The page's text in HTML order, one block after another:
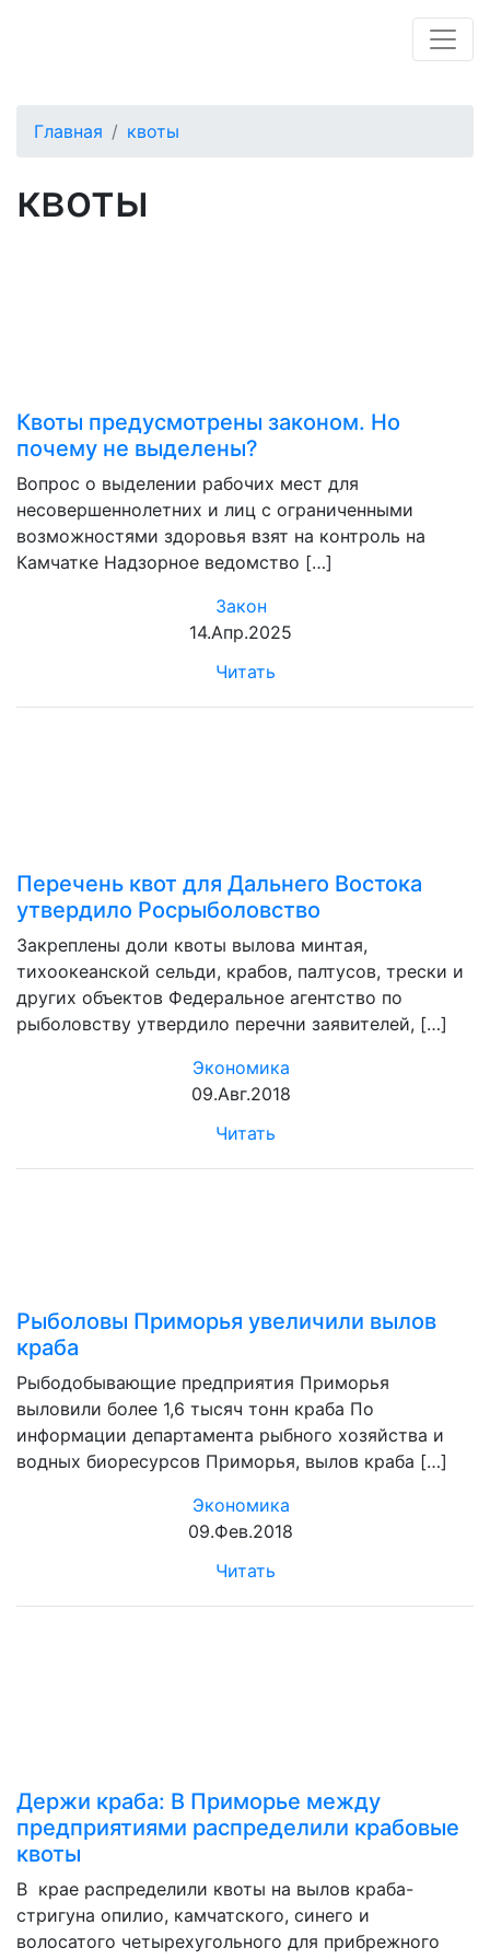
Главная квоты
квоты
Квоты предусмотрены законом. Но
почему не выделены?
Вопрос о выделении рабочих мест для
несовершеннолетних и лиц с ограниченными
возможностями здоровья взят на контроль на
Камчатке Надзорное ведомство […]
Закон
14.Апр.2025
Читать
Перечень квот для Дальнего Востока
утвердило Росрыболовство
Закреплены доли квоты вылова минтая,
тихоокеанской сельди, крабов, палтусов, трески и
других объектов Федеральное агентство по
рыболовству утвердило перечни заявителей, […]
Экономика
09.Авг.2018
Читать
Рыболовы Приморья увеличили вылов
краба
Рыбодобывающие предприятия Приморья
выловили более 1,6 тысяч тонн краба По
информации департамента рыбного хозяйства и
водных биоресурсов Приморья, вылов краба […]
Экономика
09.Фев.2018
Читать
Держи краба: В Приморье между
предприятиями распределили крабовые
квоты
В крае распределили квоты на вылов краба-
стригуна опилио, камчатского, синего и
волосатого четырехугольного для прибрежного